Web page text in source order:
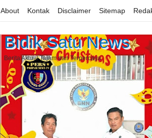
About Kontak Disclaimer Sitemap
Bidik Satu News
Berita Aktual Tajam dan Terpercaya